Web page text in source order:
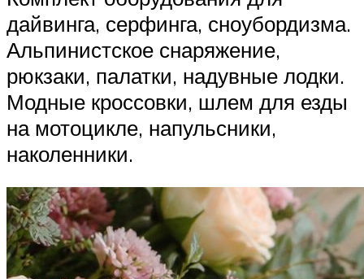
дайвинга, серфинга, сноубордизма.
Альпинистское снаряжение,
рюкзаки, палатки, надувные лодки.
Модные кроссовки, шлем для езды
на мотоцикле, напульсники,
наколенники.